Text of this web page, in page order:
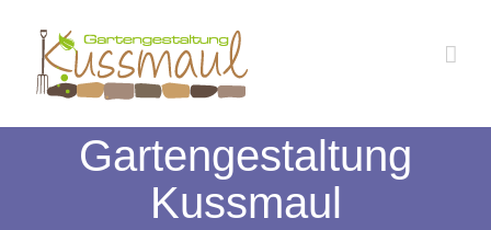
Inhalt
springen
Gartengestaltung
Kussmaul